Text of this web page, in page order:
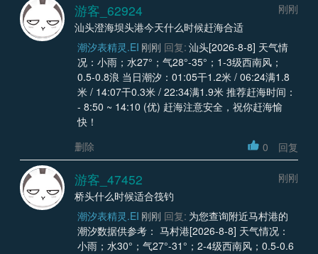
游客_62924
刚刚
汕头澄海坝头港今天什么时候赶海合适
潮汐表精灵.EI 刚刚 回复: 汕头[2026-8-8] 天气情
况：小雨；水27°；气28°-35°；1-3级西南风；
0.5-0.8浪 当日潮汐：01:05干1.2米 / 06:24满1.8
米 / 14:07干0.3米 / 22:34满1.9米 推荐赶海时间：
- 8:50 ~ 14:10 (优) 赶海注意安全，祝你赶海愉
快！
删除
0 回复
游客_47452
刚刚
桥头什么时候适合筏钓
潮汐表精灵.EI 刚刚 回复: 为您查询附近马村港的
潮汐数据供参考： 马村港[2026-8-8] 天气情况：
小雨；水30°；气27°-31°；2-4级西南风；0.5-0.6